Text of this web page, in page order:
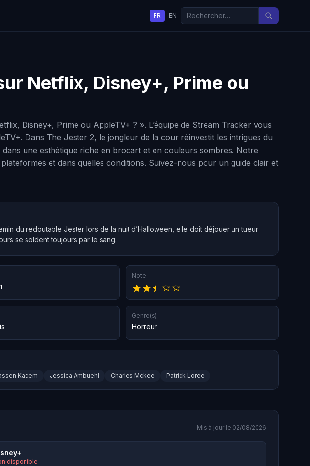
FR EN
Netflix, Disney+, Prime ou
Disney+, Prime ou AppleTV+ ? ». L’équipe de Stream Tracker vous
Dans The Jester 2, le jongleur de la cour réinvestit les intrigues du
une esthétique riche en brocart et en couleurs sombres. Notre
et dans quelles conditions. Suivez-nous pour un guide clair et
du redoutable Jester lors de la nuit d’Halloween, elle doit déjouer un tueur
se soldent toujours par le sang.
Note
Genre(s)
Horreur
Kacem Jessica Ambuehl Charles Mckee Patrick Loree
Mis à jour le 02/08/2026
disponible